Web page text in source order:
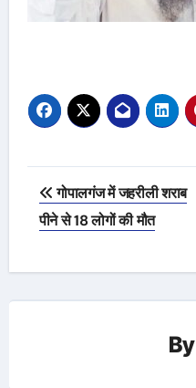
Post
navigation
गोपालगंज में जहरीली शराब
पीने से 18 लोगों की मौत
By